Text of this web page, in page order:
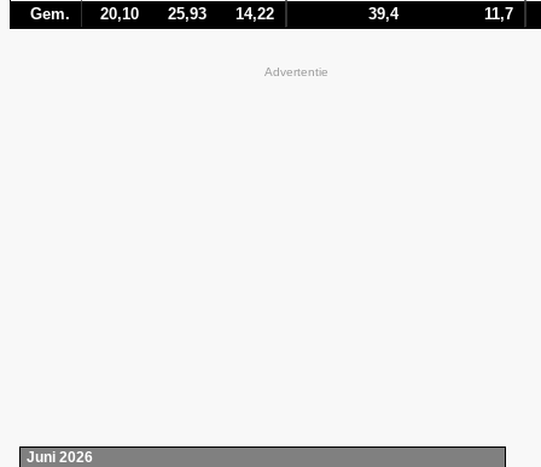
Gem.
20,10 25,93 14,22 39,4 11,7
Advertentie
Juni 2026